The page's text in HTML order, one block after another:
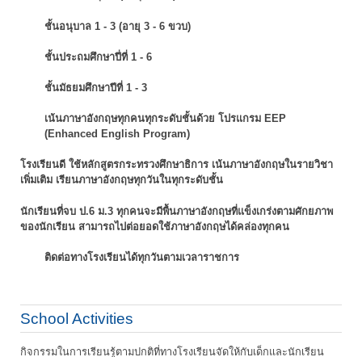
ชั้นอนุบาล 1 - 3 (อายุ 3 - 6 ขวบ)
ชั้นประถมศึกษาปี่ที่ 1 - 6
ชั้นมัธยมศึกษาปีที่ 1 - 3
เน้นภาษาอังกฤษทุกคนทุกระดับชั้นด้วย โปรแกรม EEP
(Enhanced English Program)
โรงเรียนดี ใช้หลักสูตรกระทรวงศึกษาธิการ เน้นภาษาอังกฤษในรายวิชา
เพิ่มเติม เรียนภาษาอังกฤษทุกวันในทุกระดับชั้น
นักเรียนที่จบ ป.6 ม.3 ทุกคนจะมีพื้นภาษาอังกฤษที่แข็งเกร่งตามศักยภาพ
ของนักเรียน สามารถไปต่อยอดใช้ภาษาอังกฤษได้คล่องทุกคน
ติดต่อทางโรงเรียนได้ทุกวันตามเวลาราชการ
School Activities
กิจกรรมในการเรียนรู้ตามปกติที่ทางโรงเรียนจัดให้กับเด็กและนักเรียน